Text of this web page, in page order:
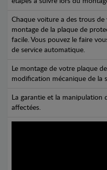
Chaque voiture a des trous
montage de la plaque de
facile. Vous pouvez le faire
de service automatique.
Le montage de votre plaque
modification mécanique de la
La garantie et la manipulation
affectées.